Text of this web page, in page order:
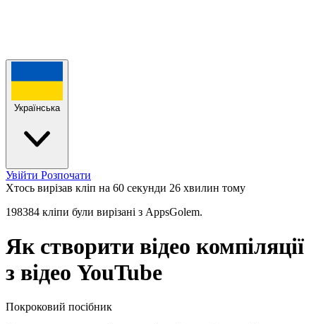
Українська
Увійти Розпочати
Хтось вирізав кліп на 60 секунди 26 хвилин тому
198384 кліпи були вирізані з AppsGolem.
Як створити відео компіляції
з відео YouTube
Покроковий посібник